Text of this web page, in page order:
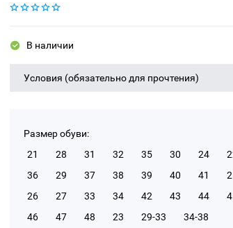
В наличии
Условия (обязательно для прочтения)
Размер обуви:
21
28 31 32 35 30 24
36
29 37 38 39 40 41
26
27 33 34 42 43 44
46
47 48 23 29-33
34-38